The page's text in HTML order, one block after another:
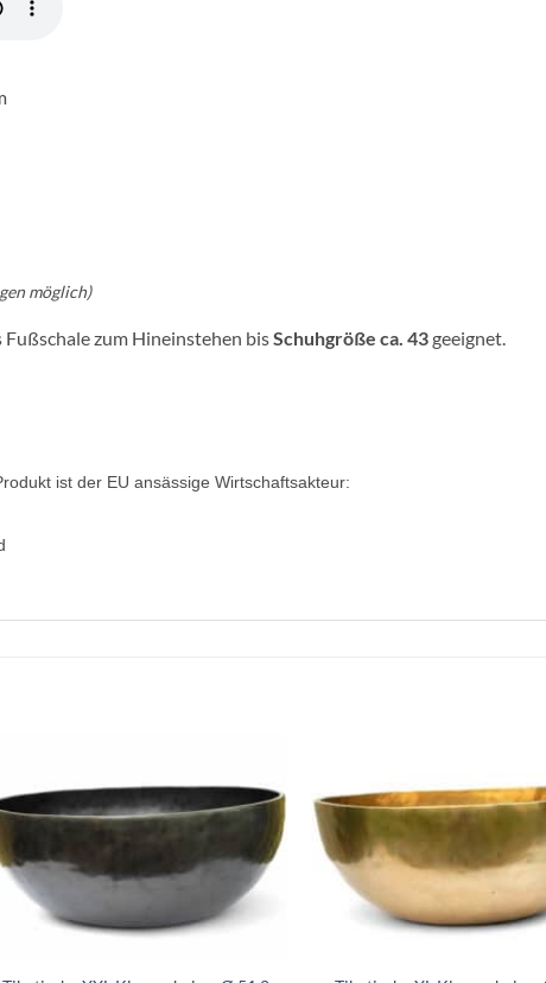
möglich)
zum Hineinstehen bisSchuhgröße ca. 43geeignet.
ist der EU ansässige Wirtschaftsakteur: